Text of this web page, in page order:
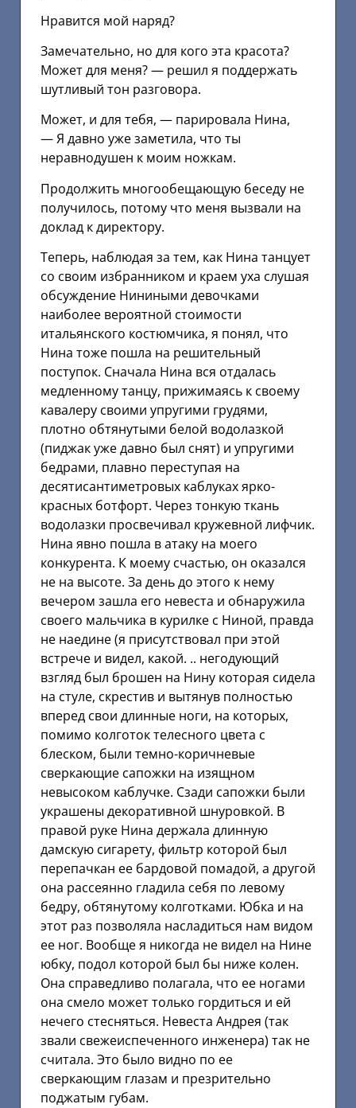
Нравится мой наряд?
Замечательно, но для кого эта красота?
Может для меня? — решил я поддержать
шутливый тон разговора.
Может, и для тебя, — парировала Нина,
— Я давно уже заметила, что ты
неравнодушен к моим ножкам.
Продолжить многообещающую беседу не
получилось, потому что меня вызвали на
доклад к директору.
Теперь, наблюдая за тем, как Нина танцует
со своим избранником и краем уха слушая
обсуждение Ниниными девочками
наиболее вероятной стоимости
итальянского костюмчика, я понял, что
Нина тоже пошла на решительный
поступок. Сначала Нина вся отдалась
медленному танцу, прижимаясь к своему
кавалеру своими упругими грудями,
плотно обтянутыми белой водолазкой
(пиджак уже давно был снят) и упругими
бедрами, плавно переступая на
десятисантиметровых каблуках ярко-
красных ботфорт. Через тонкую ткань
водолазки просвечивал кружевной лифчик.
Нина явно пошла в атаку на моего
конкурента. К моему счастью, он оказался
не на высоте. За день до этого к нему
вечером зашла его невеста и обнаружила
своего мальчика в курилке с Ниной, правда
не наедине (я присутствовал при этой
встрече и видел, какой. .. негодующий
взгляд был брошен на Нину которая сидела
на стуле, скрестив и вытянув полностью
вперед свои длинные ноги, на которых,
помимо колготок телесного цвета с
блеском, были темно-коричневые
сверкающие сапожки на изящном
невысоком каблучке. Сзади сапожки были
украшены декоративной шнуровкой. В
правой руке Нина держала длинную
дамскую сигарету, фильтр которой был
перепачкан ее бардовой помадой, а другой
она рассеянно гладила себя по левому
бедру, обтянутому колготками. Юбка и на
этот раз позволяла насладиться нам видом
ее ног. Вообще я никогда не видел на Нине
юбку, подол которой был бы ниже колен.
Она справедливо полагала, что ее ногами
она смело может только гордиться и ей
нечего стесняться. Невеста Андрея (так
звали свежеиспеченного инженера) так не
считала. Это было видно по ее
сверкающим глазам и презрительно
поджатым губам.